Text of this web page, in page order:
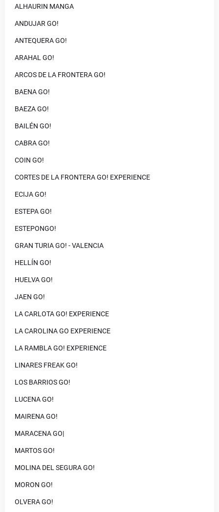
ALHAURIN MANGA
ANDUJAR GO!
ANTEQUERA GO!
ARAHAL GO!
ARCOS DE LA FRONTERA GO!
BAENA GO!
BAEZA GO!
BAILÉN GO!
CABRA GO!
COIN GO!
CORTES DE LA FRONTERA GO! EXPERIENCE
ECIJA GO!
ESTEPA GO!
ESTEPONGO!
GRAN TURIA GO! - VALENCIA
HELLÍN GO!
HUELVA GO!
JAEN GO!
LA CARLOTA GO! EXPERIENCE
LA CAROLINA GO EXPERIENCE
LA RAMBLA GO! EXPERIENCE
LINARES FREAK GO!
LOS BARRIOS GO!
LUCENA GO!
MAIRENA GO!
MARACENA GO|
MARTOS GO!
MOLINA DEL SEGURA GO!
MORON GO!
OLVERA GO!